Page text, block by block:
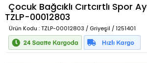
Çocuk Bağcıklı Cırtcırtlı Spor
TZLP-00012803
Ürün Kodu : TZLP-00012803 / Griyeşil / 1251401